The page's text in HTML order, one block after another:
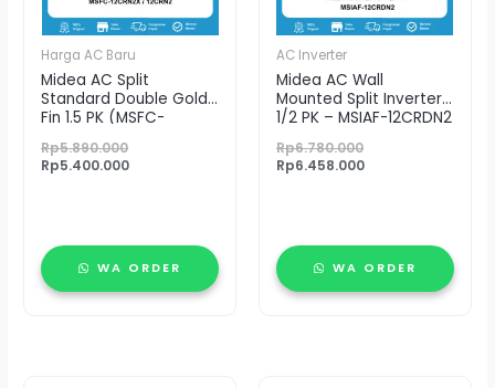
Harga AC Baru
Midea AC Split
Standard Double Gold
Fin 1.5 PK (MSFC-
Rp5.890.000
Rp5.400.000
WA ORDER
AC Inverter
Midea AC Wall
Mounted Split Inverter 1
1/2 PK – MSIAF-12CRDN2
Rp6.780.000
Rp6.458.000
WA ORDER